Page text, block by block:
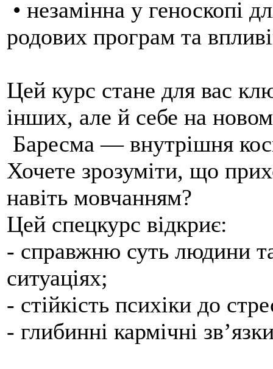
• незамінна у геноскопі
родових програм та
Цей курс стане для вас
інших, але й себе на
Баресма — внутрішня
Хочете зрозуміти, що
навіть мовчанням?
Цей спецкурс відкриє:
- справжню суть людини
ситуаціях;
- стійкість психіки до
- глибинні кармічні